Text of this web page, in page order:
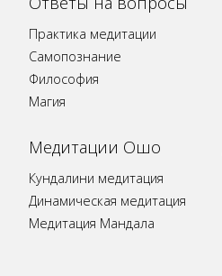
Практика медитации
Самопознание
Философия
Магия
Медитации Ошо
Кундалини медитация
Динамическая медитация
Медитация Мандала